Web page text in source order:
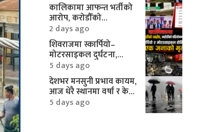
कालिकामा आफन्त भर्तीको
आरोप, करोडौँको
परियोजनामाथि गम्भीर प्रश्न
2 days ago
शिवराजमा स्कार्पियो–
मोटरसाइकल दुर्घटना,
एकको मृत्यु
5 days ago
देशभर मनसुनी प्रभाव कायम,
आज धेरै स्थानमा वर्षा र केही
क्षेत्रमा भारी वर्षाको
5 days ago